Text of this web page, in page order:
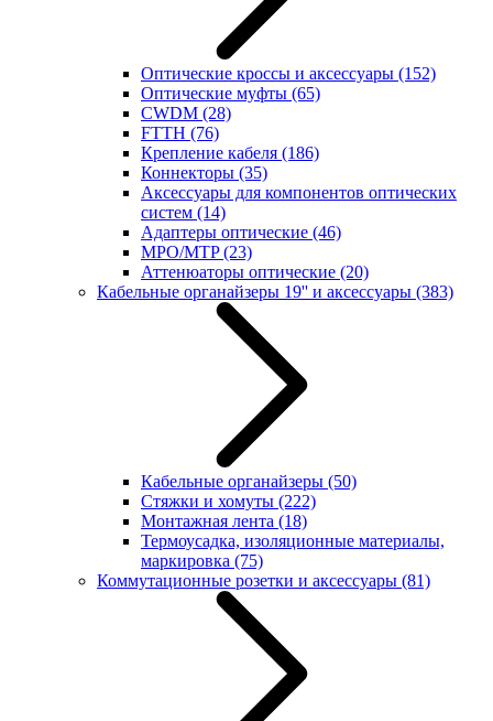
Оптические кроссы и аксессуары (152)
Оптические муфты (65)
CWDM (28)
FTTH (76)
Крепление кабеля (186)
Коннекторы (35)
Аксессуары для компонентов оптических
систем (14)
Адаптеры оптические (46)
MPO/MTP(23)
Аттенюаторы оптические (20)
Кабельные органайзеры 19'' и аксессуары (383)
Кабельные органайзеры (50)
Стяжки и хомуты (222)
Монтажная лента (18)
Термоусадка, изоляционные материалы,
маркировка (75)
Коммутационные розетки и аксессуары (81)